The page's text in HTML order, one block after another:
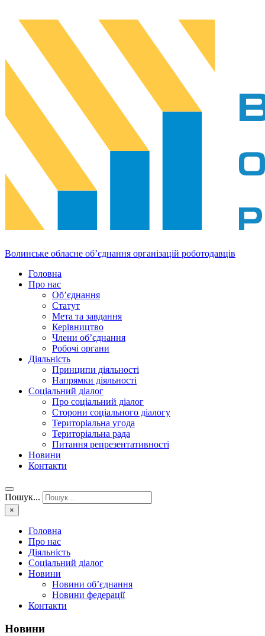
Волинське обласне об’єднання організацій роботодавців
Головна
Про нас
Об’єднання
Статут
Мета та завдання
Керівництво
Члени об’єднання
Робочі органи
Діяльність
Принципи діяльності
Напрямки діяльності
Соціальний діалог
Про соціальний діалог
Сторони соціального діалогу
Територіальна угода
Територіальна рада
Питання репрезентативності
Новини
Контакти
Пошук...
×
Головна
Про нас
Діяльність
Соціальний діалог
Новини
Новини об’єднання
Новини федерації
Контакти
Новини